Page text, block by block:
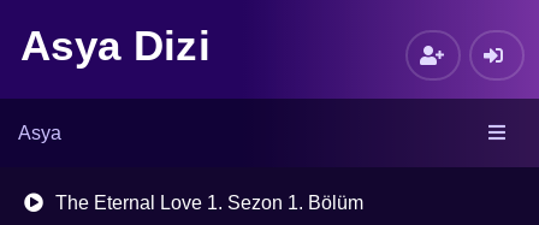
Asya Dizi
Asya
The Eternal Love 1. Sezon 1. Bölüm